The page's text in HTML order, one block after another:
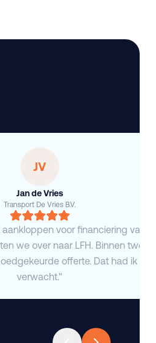
JV
Jan de Vries
Transport De Vries B.V.
voor financiering van
we over naar LFH. Binnen twee
offerte. Dat had ik niet
verwacht."